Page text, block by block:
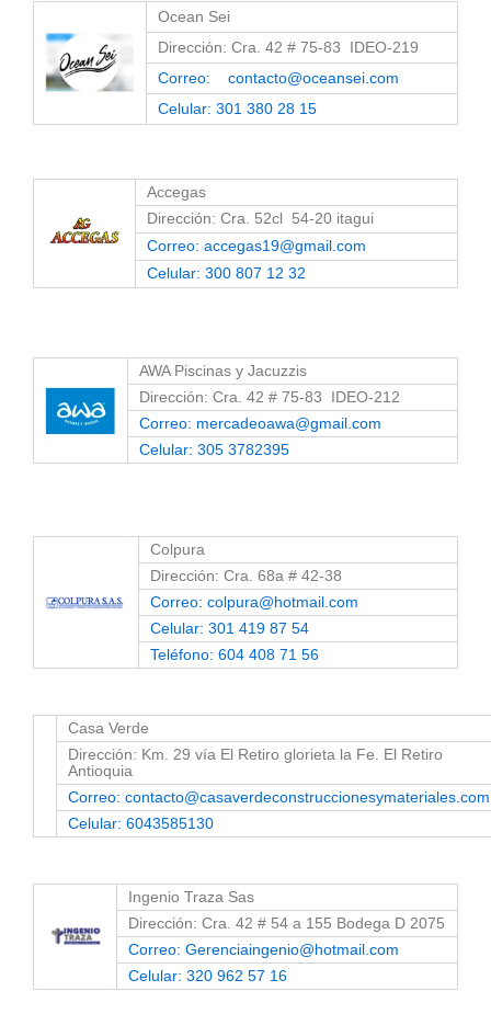
Ocean Sei
Dirección: Cra. 42 # 75-83 IDEO-219
Correo: contacto@oceansei.com
Celular: 301 380 28 15
Accegas
Dirección: Cra. 52cl 54-20 itagui
Correo: accegas19@gmail.com
Celular: 300 807 12 32
AWA Piscinas y Jacuzzis
Dirección: Cra. 42 # 75-83 IDEO-212
Correo: mercadeoawa@gmail.com
Celular: 305 3782395
Colpura
Dirección: Cra. 68a # 42-38
Correo: colpura@hotmail.com
Celular: 301 419 87 54
Teléfono: 604 408 71 56
Casa Verde
Dirección: Km. 29 vía El Retiro glorieta la Fe. El Retiro
Antioquia
Correo: contacto@casaverdeconstruccionesymateriales.com
Celular: 6043585130
Ingenio Traza Sas
Dirección: Cra. 42 # 54 a 155 Bodega D 2075
Correo: Gerenciaingenio@hotmail.com
Celular: 320 962 57 16